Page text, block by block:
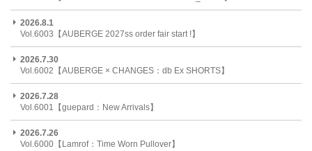
2026.8.1
Vol.6003【AUBERGE 2027ss order fair start !】
2026.7.30
Vol.6002【AUBERGE × CHANGES：db Ex SHORTS】
2026.7.28
Vol.6001【guepard：New Arrivals】
2026.7.26
Vol.6000【Lamrof：Time Worn Pullover】